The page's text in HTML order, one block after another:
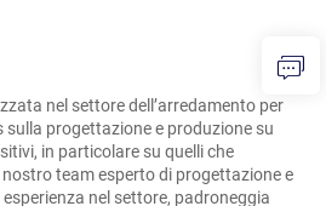
nel settore dell’arredamento per
progettazione e produzione su
in particolare su quelli che
team esperto di progettazione e
nel settore, padroneggia